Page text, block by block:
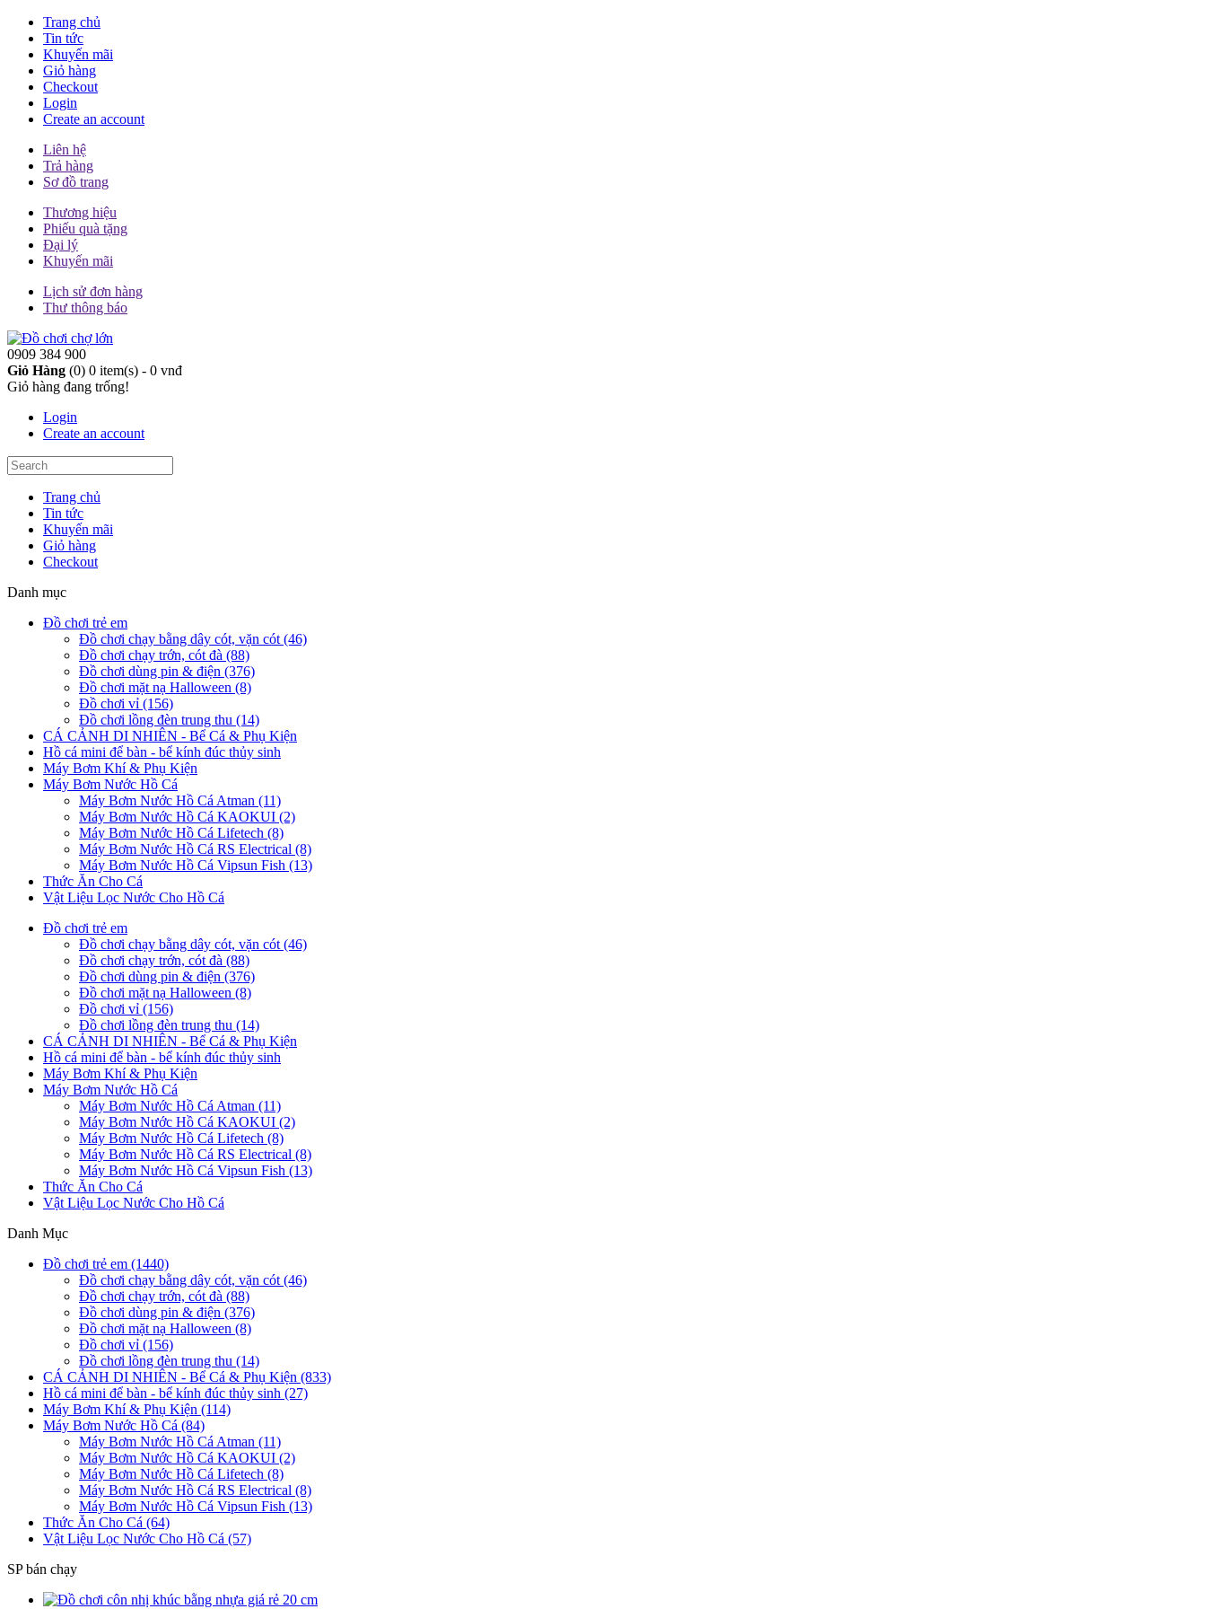
Trang chủ
Tin tức
Khuyến mãi
Giỏ hàng
Checkout
Login
Create an account
Liên hệ
Trả hàng
Sơ đồ trang
Thương hiệu
Phiếu quà tặng
Đại lý
Khuyến mãi
Lịch sử đơn hàng
Thư thông báo
0909 384 900
Giỏ Hàng (0) 0 item(s) - 0 vnđ
Giỏ hàng đang trống!
Login
Create an account
Trang chủ
Tin tức
Khuyến mãi
Giỏ hàng
Checkout
Danh mục
Đồ chơi trẻ em
Đồ chơi chạy bằng dây cót, vặn cót (46)
Đồ chơi chạy trớn, cót đà (88)
Đồ chơi dùng pin & điện (376)
Đồ chơi mặt nạ Halloween (8)
Đồ chơi vỉ (156)
Đồ chơi lồng đèn trung thu (14)
CÁ CẢNH DI NHIÊN - Bể Cá & Phụ Kiện
Hồ cá mini để bàn - bể kính đúc thủy sinh
Máy Bơm Khí & Phụ Kiện
Máy Bơm Nước Hồ Cá
Máy Bơm Nước Hồ Cá Atman (11)
Máy Bơm Nước Hồ Cá KAOKUI (2)
Máy Bơm Nước Hồ Cá Lifetech (8)
Máy Bơm Nước Hồ Cá RS Electrical (8)
Máy Bơm Nước Hồ Cá Vipsun Fish (13)
Thức Ăn Cho Cá
Vật Liệu Lọc Nước Cho Hồ Cá
Đồ chơi trẻ em
Đồ chơi chạy bằng dây cót, vặn cót (46)
Đồ chơi chạy trớn, cót đà (88)
Đồ chơi dùng pin & điện (376)
Đồ chơi mặt nạ Halloween (8)
Đồ chơi vỉ (156)
Đồ chơi lồng đèn trung thu (14)
CÁ CẢNH DI NHIÊN - Bể Cá & Phụ Kiện
Hồ cá mini để bàn - bể kính đúc thủy sinh
Máy Bơm Khí & Phụ Kiện
Máy Bơm Nước Hồ Cá
Máy Bơm Nước Hồ Cá Atman (11)
Máy Bơm Nước Hồ Cá KAOKUI (2)
Máy Bơm Nước Hồ Cá Lifetech (8)
Máy Bơm Nước Hồ Cá RS Electrical (8)
Máy Bơm Nước Hồ Cá Vipsun Fish (13)
Thức Ăn Cho Cá
Vật Liệu Lọc Nước Cho Hồ Cá
Danh Mục
Đồ chơi trẻ em (1440)
Đồ chơi chạy bằng dây cót, vặn cót (46)
Đồ chơi chạy trớn, cót đà (88)
Đồ chơi dùng pin & điện (376)
Đồ chơi mặt nạ Halloween (8)
Đồ chơi vỉ (156)
Đồ chơi lồng đèn trung thu (14)
CÁ CẢNH DI NHIÊN - Bể Cá & Phụ Kiện (833)
Hồ cá mini để bàn - bể kính đúc thủy sinh (27)
Máy Bơm Khí & Phụ Kiện (114)
Máy Bơm Nước Hồ Cá (84)
Máy Bơm Nước Hồ Cá Atman (11)
Máy Bơm Nước Hồ Cá KAOKUI (2)
Máy Bơm Nước Hồ Cá Lifetech (8)
Máy Bơm Nước Hồ Cá RS Electrical (8)
Máy Bơm Nước Hồ Cá Vipsun Fish (13)
Thức Ăn Cho Cá (64)
Vật Liệu Lọc Nước Cho Hồ Cá (57)
SP bán chạy